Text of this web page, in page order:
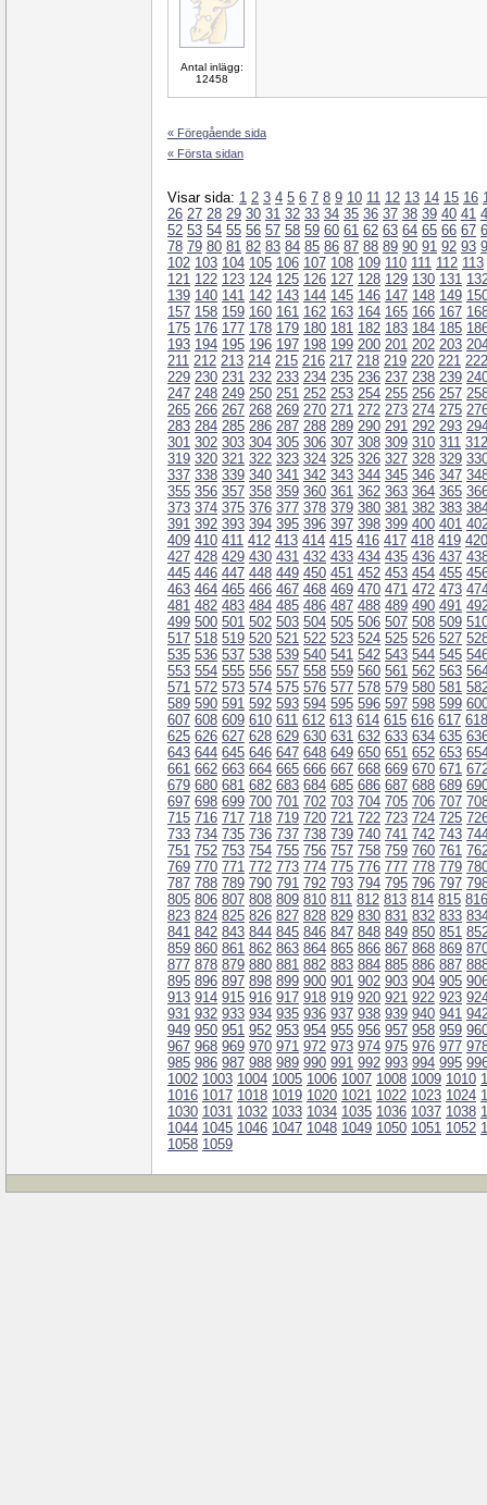
Antal inlägg:
12458
« Föregående sida
« Första sidan
Visar sida: 1 2 3 4 5 6 7 8 9 10 11 12 13 14 15 16
26 27 28 29 30 31 32 33 34 35 36 37 38 39 40 41
52 53 54 55 56 57 58 59 60 61 62 63 64 65 66 67
78 79 80 81 82 83 84 85 86 87 88 89 90 91 92 93
102 103 104 105 106 107 108 109 110 111 112 113
121 122 123 124 125 126 127 128 129 130 131
139 140 141 142 143 144 145 146 147 148 149
157 158 159 160 161 162 163 164 165 166 167
175 176 177 178 179 180 181 182 183 184 185
193 194 195 196 197 198 199 200 201 202 203
211 212 213 214 215 216 217 218 219 220 221 222
229 230 231 232 233 234 235 236 237 238 239
247 248 249 250 251 252 253 254 255 256 257
265 266 267 268 269 270 271 272 273 274 275
283 284 285 286 287 288 289 290 291 292 293
301 302 303 304 305 306 307 308 309 310 311 312
319 320 321 322 323 324 325 326 327 328 329
337 338 339 340 341 342 343 344 345 346 347
355 356 357 358 359 360 361 362 363 364 365
373 374 375 376 377 378 379 380 381 382 383
391 392 393 394 395 396 397 398 399 400 401
409 410 411 412 413 414 415 416 417 418 419 420
427 428 429 430 431 432 433 434 435 436 437
445 446 447 448 449 450 451 452 453 454 455
463 464 465 466 467 468 469 470 471 472 473
481 482 483 484 485 486 487 488 489 490 491
499 500 501 502 503 504 505 506 507 508 509
517 518 519 520 521 522 523 524 525 526 527
535 536 537 538 539 540 541 542 543 544 545
553 554 555 556 557 558 559 560 561 562 563
571 572 573 574 575 576 577 578 579 580 581
589 590 591 592 593 594 595 596 597 598 599
607 608 609 610 611 612 613 614 615 616 617 618
625 626 627 628 629 630 631 632 633 634 635
643 644 645 646 647 648 649 650 651 652 653
661 662 663 664 665 666 667 668 669 670 671
679 680 681 682 683 684 685 686 687 688 689
697 698 699 700 701 702 703 704 705 706 707
715 716 717 718 719 720 721 722 723 724 725
733 734 735 736 737 738 739 740 741 742 743
751 752 753 754 755 756 757 758 759 760 761
769 770 771 772 773 774 775 776 777 778 779
787 788 789 790 791 792 793 794 795 796 797
805 806 807 808 809 810 811 812 813 814 815 816
823 824 825 826 827 828 829 830 831 832 833
841 842 843 844 845 846 847 848 849 850 851
859 860 861 862 863 864 865 866 867 868 869
877 878 879 880 881 882 883 884 885 886 887
895 896 897 898 899 900 901 902 903 904 905
913 914 915 916 917 918 919 920 921 922 923
931 932 933 934 935 936 937 938 939 940 941
949 950 951 952 953 954 955 956 957 958 959
967 968 969 970 971 972 973 974 975 976 977
985 986 987 988 989 990 991 992 993 994 995
1002 1003 1004 1005 1006 1007 1008 1009 1010
1016 1017 1018 1019 1020 1021 1022 1023 1024
1030 1031 1032 1033 1034 1035 1036 1037 1038
1044 1045 1046 1047 1048 1049 1050 1051 1052
1058 1059